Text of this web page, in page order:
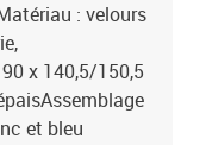
: velours
x 140,5/150,5
et bleu